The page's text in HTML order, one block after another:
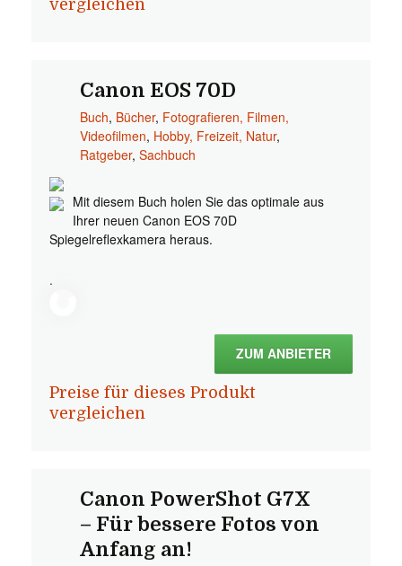
vergleichen
Canon EOS 70D
Buch, Bücher, Fotografieren, Filmen,
Videofilmen, Hobby, Freizeit, Natur,
Ratgeber, Sachbuch
Mit diesem Buch holen Sie das optimale aus
Ihrer neuen Canon EOS 70D
Spiegelreflexkamera heraus.
.
ZUM ANBIETER
Preise für dieses Produkt
vergleichen
Canon PowerShot G7X
– Für bessere Fotos von
Anfang an!